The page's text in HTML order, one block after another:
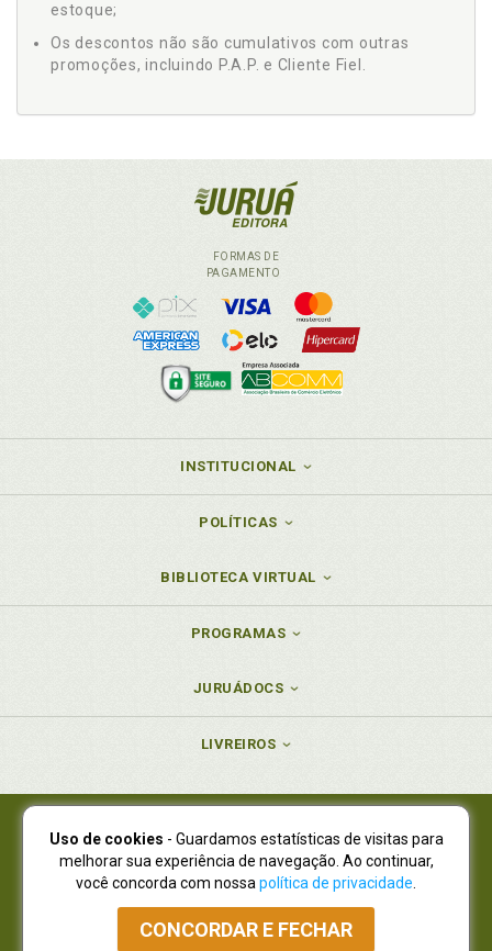
estoque;
Os descontos não são cumulativos com outras
promoções, incluindo P.A.P. e Cliente Fiel.
FORMAS DE
PAGAMENTO
INSTITUCIONAL
POLÍTICAS
BIBLIOTECA VIRTUAL
PROGRAMAS
JURUÁDOCS
LIVREIROS
Juruá Editora Ltda., CNPJ 77.535.508/0001-19
Juruá Informática Ltda., CNPJ 01.701.561/0001-80
NOVO ENDEREÇO:R. Flávio Dallegrave, 7665, São Lourenço |
Curitiba - Paraná - CEP 82210-310
Atendimento: (41) 4009-3900|Vendas Atacado: (41) 4009-3939
Uso de cookies - Guardamos estatísticas de visitas para
melhorar sua experiência de navegação. Ao continuar,
você concorda com nossa política de privacidade
CONCORDAR E FECHAR